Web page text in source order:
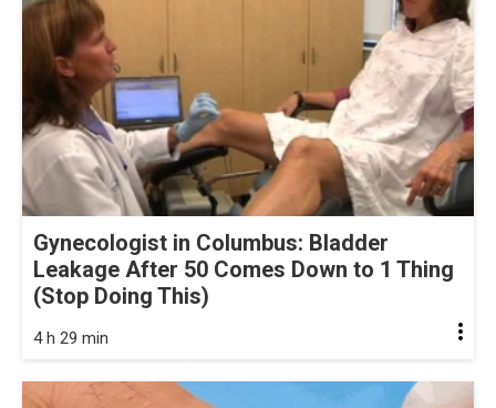
Gynecologist in Columbus: Bladder
Leakage After 50 Comes Down to 1 Thing
(Stop Doing This)
4 h 29 min